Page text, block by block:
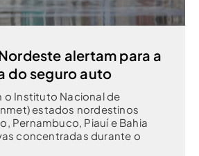
alertam para a
do seguro auto
o Instituto Nacional de
estados nordestinos
Pernambuco, Piauí e Bahia
concentradas durante o